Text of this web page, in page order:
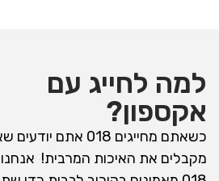
למה לחייג עם
אקספון?
כשאתם מחייגים 018 אתם
מקבלים את האיכות המרבית!